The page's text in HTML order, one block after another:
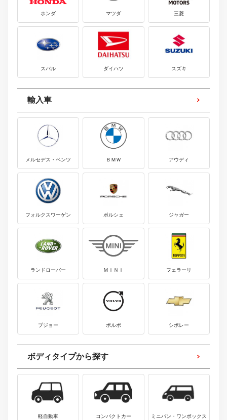
ホンダ マツダ 三菱
スバル ダイハツ スズキ
輸入車
メルセデス・ベンツ ＢＭＷ アウディ
フォルクスワーゲン ポルシェ ジャガー
ランドローバー ＭＩＮＩ フェラーリ
プジョー ボルボ シボレー
ボディタイプから探す
軽自動車 コンパクトカー ミニバン・ワンボックス